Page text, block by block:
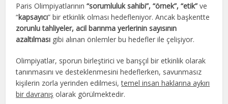
Paris Olimpiyatlarının“sorumluluk sahibi”, “örnek”, “etik”ve
“kapsayıcı” bir etkinlik olması hedefleniyor. Ancak başkentte
zorunlu tahliyeler, acil barınma yerlerinin sayısının
azaltılması gibi alınan önlemler bu hedefler ile çelişiyor.
Olimpiyatlar, sporun birleştirici ve barışçıl bir etkinlik olarak
tanınmasını ve desteklenmesini hedeflerken, savunmasız
kişilerin zorla yerinden edilmesi,temel insan haklarına aykırı
bir davranış olarak görülmektedir.